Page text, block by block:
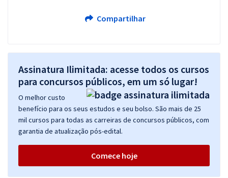
Compartilhar
Assinatura Ilimitada: acesse todos os cursos
para concursos públicos, em um só lugar!
O melhor custo
benefício para os seus estudos e seu bolso. São mais de 25
mil cursos para todas as carreiras de concursos públicos, com
garantia de atualização pós-edital.
Comece hoje